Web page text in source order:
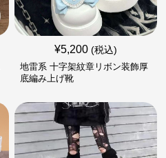
¥5,200 (税込)
地雷系 十字架紋章リボン装飾厚
底編み上げ靴